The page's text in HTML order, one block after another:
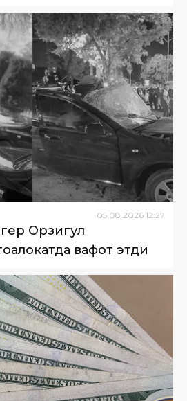
05 08 2026 12:27
Орзигул
вафот этди